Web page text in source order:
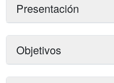
Presentación
Objetivos